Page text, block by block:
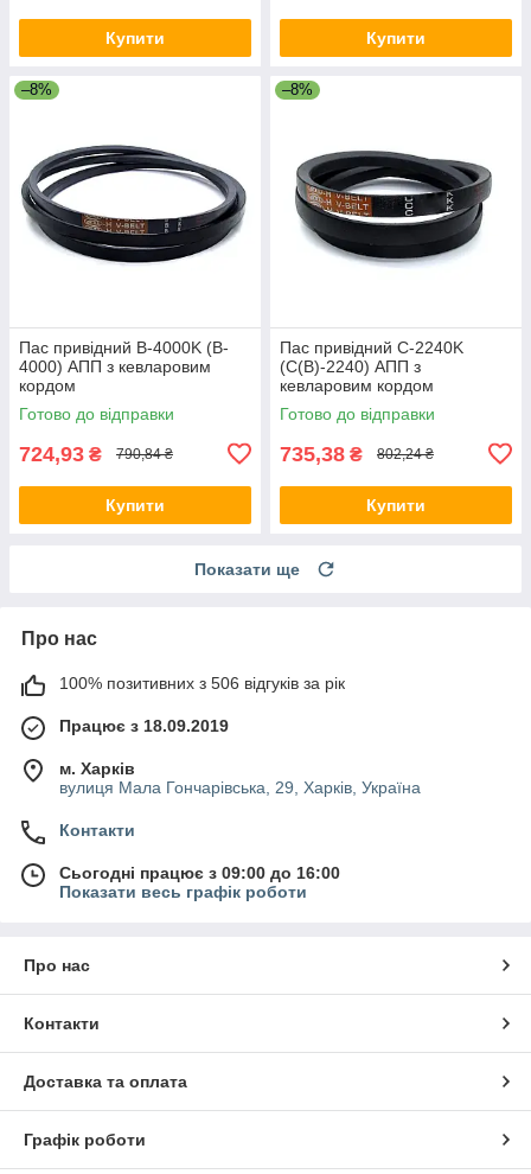
Купити Купити
–8%
Пас привідний B-4000K (B-
4000) АПП з кевларовим
кордом
Готово до відправки
724,93 ₴ 790,84 ₴
Купити
–8%
Пас привідний C-2240K
(C(В)-2240) АПП з
кевларовим кордом
Готово до відправки
735,38 ₴ 802,24 ₴
Купити
Показати ще
Про нас
100% позитивних з 506 відгуків за рік
Працює з 18.09.2019
м. Харків
вулиця Мала Гончарівська, 29, Харків, Україна
Контакти
Сьогодні працює з 09:00 до 16:00
Показати весь графік роботи
Про нас
Контакти
Доставка та оплата
Графік роботи